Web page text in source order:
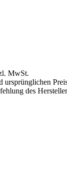
MwSt.
ursprünglichen
des